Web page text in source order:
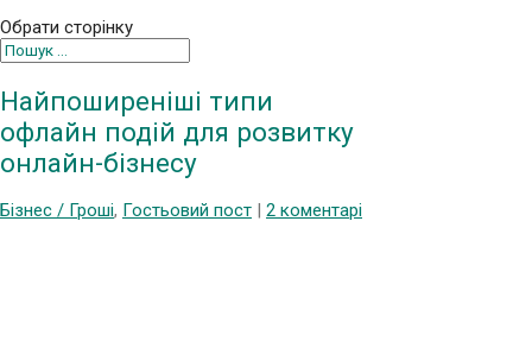
Обрати сторінку
Найпоширеніші типи
офлайн подій для розвитку
онлайн-бізнесу
Бізнес / Гроші, Гостьовий пост 2 коментарі